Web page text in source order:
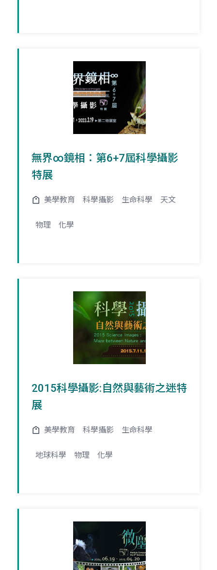
無界∞鏡相：第6+7屆科學攝影
特展
美學教育 科學攝影 生命科學 天文
物理 化學
2015科學攝影:自然與藝術之迷特
展
美學教育 科學攝影 生命科學
地球科學 物理 化學